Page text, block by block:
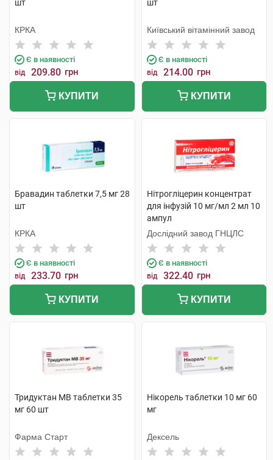
шт
КРКА
Є в наявності
від 209.80 грн
КУПИТИ
шт
Київський вітамінний завод
Є в наявності
від 214.00 грн
КУПИТИ
Бравадин таблетки 7,5 мг 28
шт
КРКА
Є в наявності
від 233.70 грн
КУПИТИ
Нітрогліцерин концентрат
для інфузій 10 мг/мл 2 мл 10
ампул
Дослідний завод ГНЦЛС
Є в наявності
від 322.40 грн
КУПИТИ
Тридуктан МВ таблетки 35
мг 60 шт
Фарма Старт
Нікорель таблетки 10 мг 60
мг
Дексель